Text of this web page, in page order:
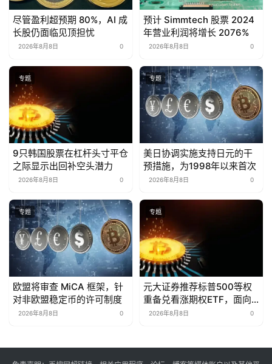
尽管盈利超预期 80%，AI 成
长股仍面临见顶担忧
2026年8月8日 0
预计 Simmtech 股票 2024
年营业利润将增长 2076%
2026年8月8日 0
专题
9只韩国股票在杠杆头寸平仓
之际显示出回补空头潜力
2026年8月8日 0
专题
美日协调实施支持日元的干
预措施，为1998年以来首次
2026年8月8日 0
专题
欧盟将审查 MiCA 框架，针
对非欧盟稳定币的许可制度
2026年8月8日 0
专题
元大证券推荐标普500等权
重备兑看涨期权ETF，面向
波动性股票。
2026年8月8日 0